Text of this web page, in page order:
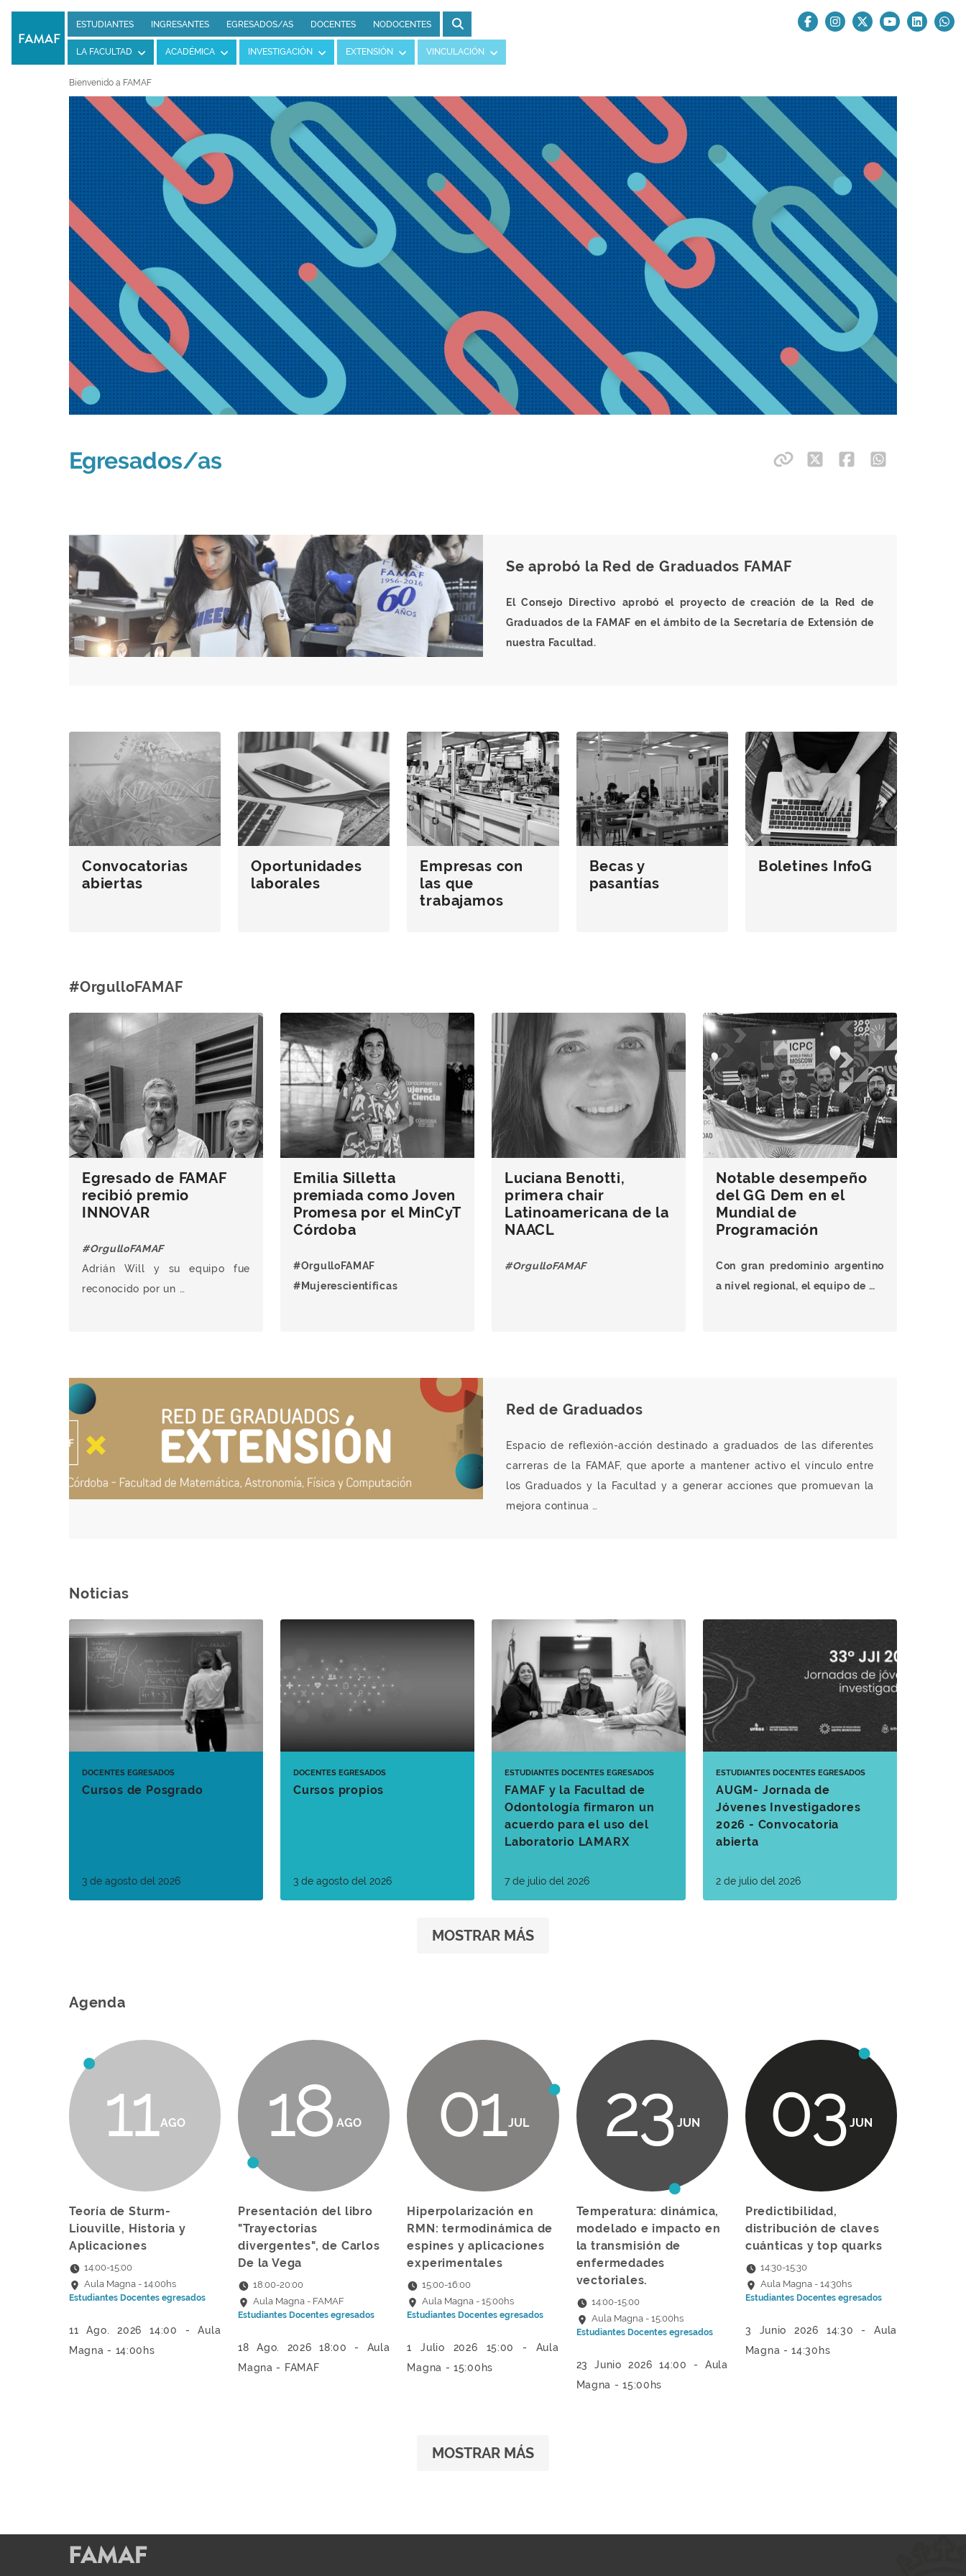
ESTUDIANTES INGRESANTES EGRESADOS/AS DOCENTES NODOCENTES
LA FACULTAD ACADÉMICA INVESTIGACIÓN EXTENSIÓN VINCULACIÓN
Bienvenido a FAMAF
Egresados/as
Se aprobó la Red de Graduados FAMAF
El Consejo Directivo
aprobó el proyecto de creación de la Red de
Graduados de la FAMAF en el ámbito de la Secretaría de Extensión de
nuestra Facultad.
Convocatorias
abiertas
Oportunidades
laborales
Empresas con
las que
trabajamos
Becas y
pasantías
Boletines InfoG
#OrgulloFAMAF
Egresado de FAMAF
recibió premio
INNOVAR
#OrgulloFAMAF
Adrián Will y su equipo fue
reconocido por un …
Emilia Silletta
premiada como Joven
Promesa por el MinCyT
Córdoba
#OrgulloFAMAF
#Mujerescientíficas
Luciana Benotti,
primera chair
Latinoamericana de la
NAACL
#OrgulloFAMAF
Notable desempeño
del GG Dem en el
Mundial de
Programación
Con gran predominio argentino
a nivel regional, el equipo de …
Red de Graduados
Espacio de reflexión-acción destinado a graduados de las diferentes
carreras de la FAMAF, que aporte a mantener activo el vínculo entre
los Graduados y la Facultad y a generar acciones que promuevan la
mejora continua …
Noticias
DOCENTES EGRESADOS
Cursos de Posgrado
3 de agosto del 2026
DOCENTES EGRESADOS
Cursos propios
3 de agosto del 2026
ESTUDIANTES DOCENTES EGRESADOS
FAMAF y la Facultad de
Odontología firmaron un
acuerdo para el uso del
Laboratorio LAMARX
7 de julio del 2026
ESTUDIANTES DOCENTES EGRESADOS
AUGM- Jornada de
Jóvenes Investigadores
2026 - Convocatoria
abierta
2 de julio del 2026
MOSTRAR MÁS
Agenda
11 AGO
Teoría de Sturm-
Liouville, Historia y
Aplicaciones
14:00-15:00
Aula Magna - 14:00hs
Estudiantes Docentes egresados
11 Ago. 2026 14:00 - Aula
Magna - 14:00hs
18 AGO
Presentación del libro
"Trayectorias
divergentes", de Carlos
De la Vega
18:00-20:00
Aula Magna - FAMAF
Estudiantes Docentes egresados
18 Ago. 2026 18:00 - Aula
Magna - FAMAF
01 JUL
Hiperpolarización en
RMN: termodinámica de
espines y aplicaciones
experimentales
15:00-16:00
Aula Magna - 15:00hs
Estudiantes Docentes egresados
1 Julio 2026 15:00 - Aula
Magna - 15:00hs
23 JUN
Temperatura: dinámica,
modelado e impacto en
la transmisión de
enfermedades
vectoriales.
14:00-15:00
Aula Magna - 15:00hs
Estudiantes Docentes egresados
23 Junio 2026 14:00 - Aula
Magna - 15:00hs
03 JUN
Predictibilidad,
distribución de claves
cuánticas y top quarks
14:30-15:30
Aula Magna - 14:30hs
Estudiantes Docentes egresados
3 Junio 2026 14:30 - Aula
Magna - 14:30hs
MOSTRAR MÁS